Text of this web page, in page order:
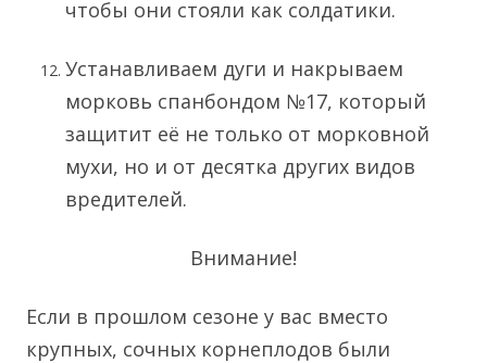
чтобы они стояли как солдатики.
Устанавливаем дуги и накрываем
морковь спанбондом №17, который
защитит её не только от морковной
мухи, но и от десятка других видов
вредителей.
Внимание!
Если в прошлом сезоне у вас вместо
крупных, сочных корнеплодов были